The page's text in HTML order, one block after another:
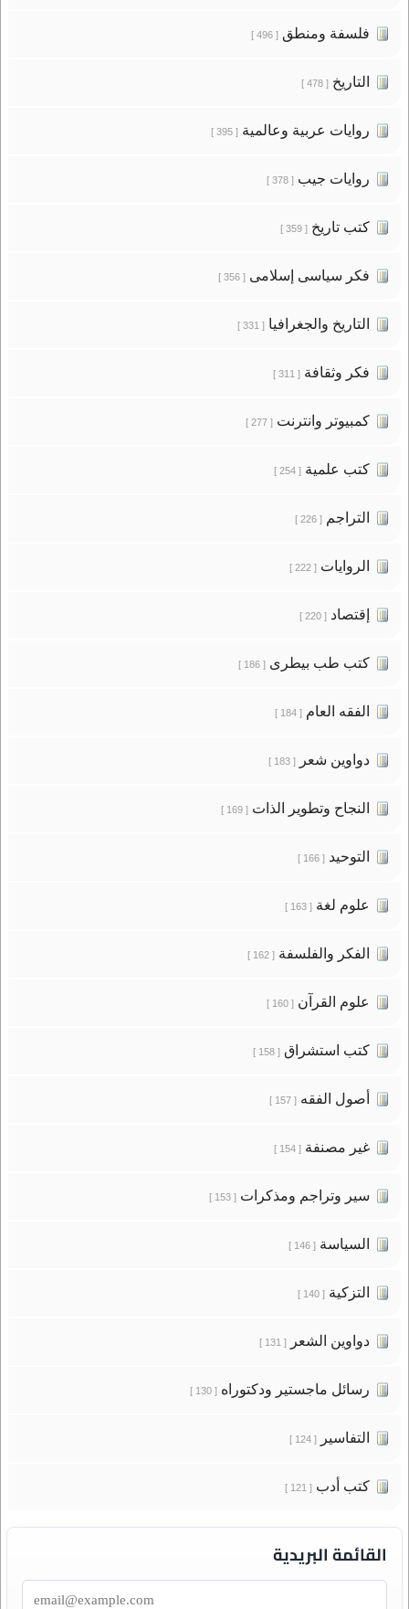
فلسفة ومنطق[ 496 ]
التاريخ[ 478 ]
روايات عربية وعالمية[ 395 ]
روايات جيب[ 378 ]
كتب تاريخ[ 359 ]
فكر سياسى إسلامى[ 356 ]
التاريخ والجغرافيا[ 331 ]
فكر وثقافة[ 311 ]
كمبيوتر وانترنت[ 277 ]
كتب علمية[ 254 ]
التراجم[ 226 ]
الروايات[ 222 ]
إقتصاد[ 220 ]
كتب طب بيطرى[ 186 ]
الفقه العام[ 184 ]
دواوين شعر[ 183 ]
النجاح وتطوير الذات[ 169 ]
التوحيد[ 166 ]
علوم لغة[ 163 ]
الفكر والفلسفة[ 162 ]
علوم القرآن[ 160 ]
كتب استشراق[ 158 ]
أصول الفقه[ 157 ]
غير مصنفة[ 154 ]
سير وتراجم ومذكرات[ 153 ]
السياسة[ 146 ]
التزكية[ 140 ]
دواوين الشعر[ 131 ]
رسائل ماجستير ودكتوراه[ 130 ]
التفاسير[ 124 ]
كتب أدب[ 121 ]
القائمة البريدية